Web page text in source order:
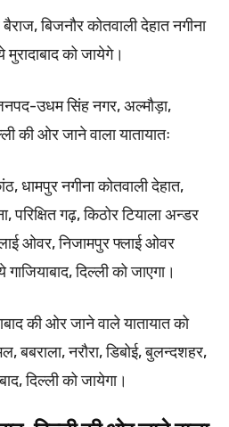
बैराज, बिजनौर कोतवाली देहात नगीना
को जायेगे।
उधम सिंह नगर, अल्मौड़ा,
की ओर जाने वाला यातायातः
धामपुर नगीना कोतवाली देहात,
परिक्षित गढ़, किठोर टियाला अन्डर
ओवर, निजामपुर फ्लाई ओवर
दिल्ली को जाएगा।
की ओर जाने वाले यातायात को
बबराला, नरौरा, डिबोई, बुलन्दशहर,
दिल्ली को जायेगा।